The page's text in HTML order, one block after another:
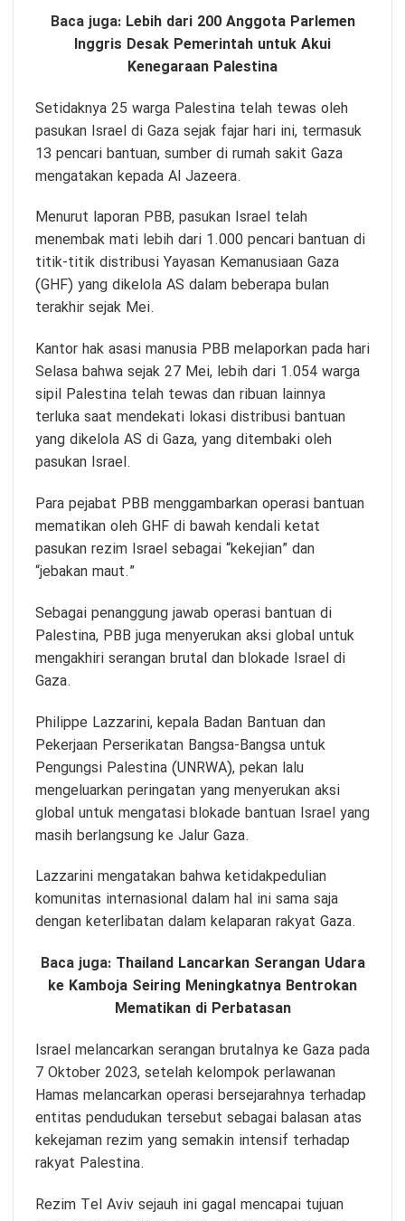
Baca juga: Lebih dari 200 Anggota Parlemen
Inggris Desak Pemerintah untuk Akui
Kenegaraan Palestina
Setidaknya 25 warga Palestina telah tewas oleh
pasukan Israel di Gaza sejak fajar hari ini, termasuk
13 pencari bantuan, sumber di rumah sakit Gaza
mengatakan kepada Al Jazeera.
Menurut laporan PBB, pasukan Israel telah
menembak mati lebih dari 1.000 pencari bantuan di
titik-titik distribusi Yayasan Kemanusiaan Gaza
(GHF) yang dikelola AS dalam beberapa bulan
terakhir sejak Mei.
Kantor hak asasi manusia PBB melaporkan pada hari
Selasa bahwa sejak 27 Mei, lebih dari 1.054 warga
sipil Palestina telah tewas dan ribuan lainnya
terluka saat mendekati lokasi distribusi bantuan
yang dikelola AS di Gaza, yang ditembaki oleh
pasukan Israel.
Para pejabat PBB menggambarkan operasi bantuan
mematikan oleh GHF di bawah kendali ketat
pasukan rezim Israel sebagai “kekejian” dan
“jebakan maut.”
Sebagai penanggung jawab operasi bantuan di
Palestina, PBB juga menyerukan aksi global untuk
mengakhiri serangan brutal dan blokade Israel di
Gaza.
Philippe Lazzarini, kepala Badan Bantuan dan
Pekerjaan Perserikatan Bangsa-Bangsa untuk
Pengungsi Palestina (UNRWA), pekan lalu
mengeluarkan peringatan yang menyerukan aksi
global untuk mengatasi blokade bantuan Israel yang
masih berlangsung ke Jalur Gaza.
Lazzarini mengatakan bahwa ketidakpedulian
komunitas internasional dalam hal ini sama saja
dengan keterlibatan dalam kelaparan rakyat Gaza.
Baca juga: Thailand Lancarkan Serangan Udara
ke Kamboja Seiring Meningkatnya Bentrokan
Mematikan di Perbatasan
Israel melancarkan serangan brutalnya ke Gaza pada
7 Oktober 2023, setelah kelompok perlawanan
Hamas melancarkan operasi bersejarahnya terhadap
entitas pendudukan tersebut sebagai balasan atas
kekejaman rezim yang semakin intensif terhadap
rakyat Palestina.
Rezim Tel Aviv sejauh ini gagal mencapai tujuan